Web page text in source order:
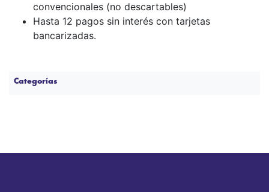
convencionales (no descartables)
Hasta 12 pagos sin interés con tarjetas
bancarizadas.
Categorías